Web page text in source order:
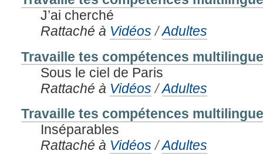
J’ai cherché
Rattaché à Vidéos /Adultes
Travaille tes compétences
Sous le ciel de Paris
Rattaché à Vidéos /Adultes
Travaille tes compétences
Inséparables
Rattaché à Vidéos /Adultes